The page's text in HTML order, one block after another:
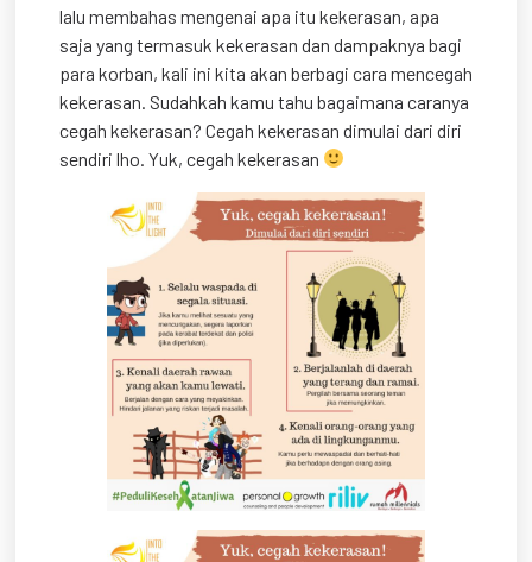
lalu membahas mengenai apa itu kekerasan, apa
saja yang termasuk kekerasan dan dampaknya bagi
para korban, kali ini kita akan berbagi cara mencegah
kekerasan. Sudahkah kamu tahu bagaimana caranya
cegah kekerasan? Cegah kekerasan dimulai dari diri
sendiri lho. Yuk, cegah kekerasan